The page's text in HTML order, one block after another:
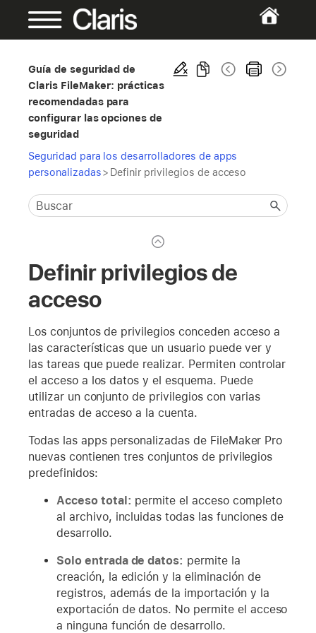
Guía de seguridad de
Claris FileMaker: prácticas
recomendadas para
configurar las opciones de
seguridad
Seguridad para los desarrolladores de apps
personalizadas> Definir privilegios de acceso
Definir privilegios de
acceso
Los conjuntos de privilegios conceden acceso a
las características que un usuario puede ver y
las tareas que puede realizar. Permiten controlar
el acceso a los datos y el esquema. Puede
utilizar un conjunto de privilegios con varias
entradas de acceso a la cuenta.
Todas las apps personalizadas de FileMaker Pro
nuevas contienen tres conjuntos de privilegios
predefinidos:
Acceso total: permite el acceso completo
al archivo, incluidas todas las funciones de
desarrollo.
Solo entrada de datos: permite la
creación, la edición y la eliminación de
registros, además de la importación y la
exportación de datos. No permite el acceso
a ninguna función de desarrollo.